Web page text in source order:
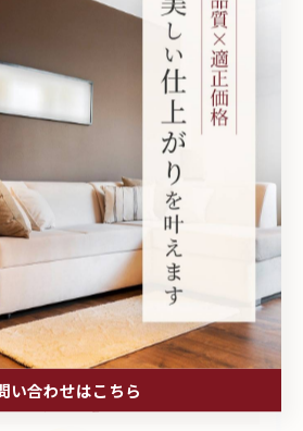
2026/08/06
2026/07/28
Tags
い合わせはこちら